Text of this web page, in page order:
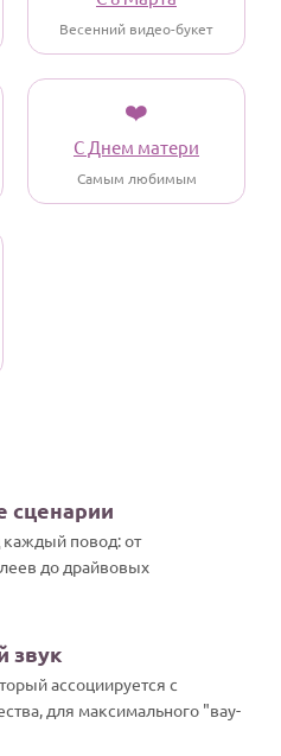
Весенний видео-букет
❤️
С Днем матери
Самым любимым
сценарии
каждый повод: от
до драйвовых
звук
ассоциируется с
для максимального "вау-